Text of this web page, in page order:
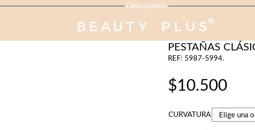
Descuentos
PESTAÑAS-CEJAS
PESTAÑAS
REF: 5987-5994.
$10.500
CURVATURA